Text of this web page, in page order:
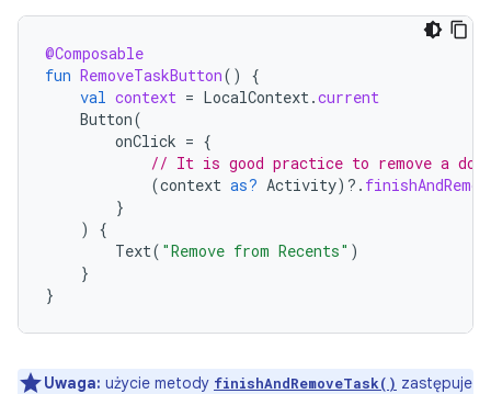
@Composable
fun RemoveTaskButton()
{
val context = LocalContext .current
Button(
onClick = {
// It is good practice to remove a
(context as? Activity) ?.
}
)
{
Text( "Remove from Recents" )
}
}
Uwaga: użycie metody finishAndRemoveTask() zastępuje